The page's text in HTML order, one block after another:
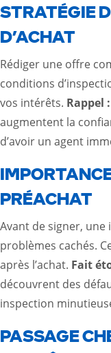
STRATÉGIE
D’ACHAT
Rédiger une offre
conditions
vos intérêts. Rappel :
augmentent la
d’avoir un agent
PRÉACHAT
Avant de signer,
problèmes cachés.
après l’achat. Fait
découvrent des
inspection
PASSAGE